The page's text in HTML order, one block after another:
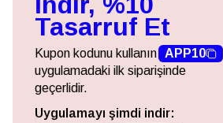
Tasarruf Et
Kupon kodunu kullanın APP10
uygulamadaki ilk siparişinde
geçerlidir.
Uygulamayı şimdi indir: